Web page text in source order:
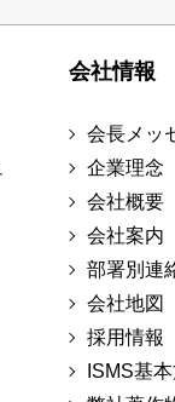
会社情報
会長メッ
企業理念
会社概要
会社案内
部署別連
会社地図
採用情報
ISMS基